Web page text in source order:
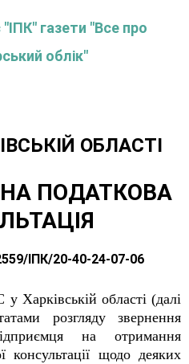
газети "Все про
облік"
ОБЛАСТІ
ПОДАТКОВА
ІПК/20-40-24-07-06
Харківській області (далі
розгляду звернення
на отримання
консультації щодо деяких